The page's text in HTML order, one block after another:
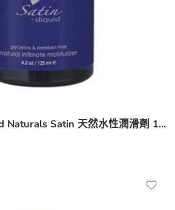
【清貨特價】Sliquid Naturals Satin 天然水性潤滑劑 125ml